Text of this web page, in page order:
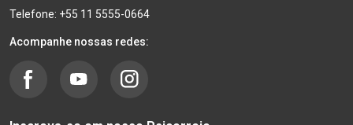
Telefone: +55 11 5555-0664
Acompanhe nossas redes: